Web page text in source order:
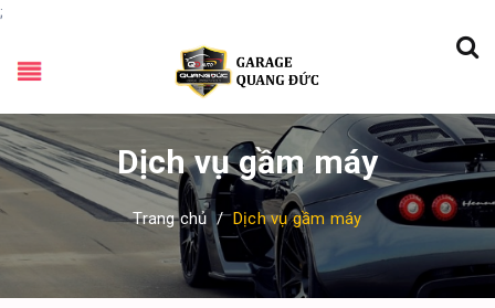
;
Dịch vụ gầm máy
Trang chủ / Dịch vụ gầm máy